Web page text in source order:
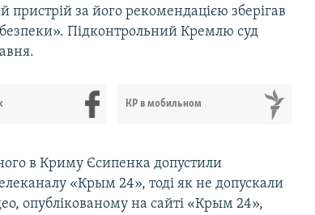
за його рекомендацією зберігав
безпеки». Підконтрольний Кремлю суд
КР в мобильном
в Криму Єсипенка допустили
«Крым 24», тоді як не допускали
опублікованому на сайті «Крым 24»,